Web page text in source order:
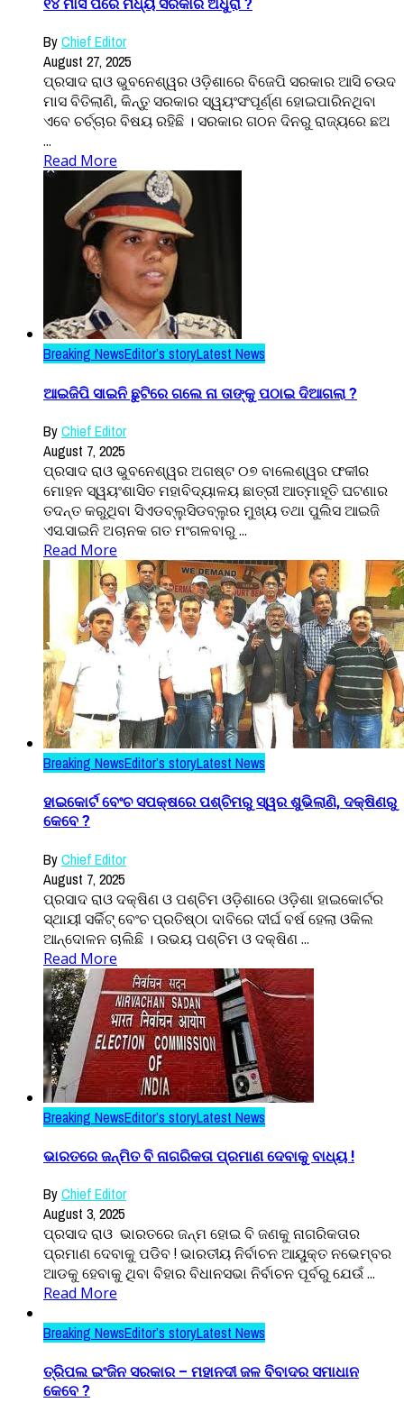
ByChief Editor
August 27, 2025
ପ୍ରସାଦ ରାଓ ଭୁବନେଶ୍ୱର ଓଡ଼ିଶାରେ ବିଜେପି ସରକାର ଆସି ଚଉଦ
ମାସ ବିତିଲାଣି, କିନ୍ତୁ ସରକାର ସ୍ୱୟଂସଂପୂର୍ଣ୍ଣ ହୋଇପାରିନଥିବା
ଏବେ ଚର୍ଚ୍ଚାର ବିଷୟ ରହିଛି । ସରକାର ଗଠନ ଦିନରୁ ରାଜ୍ୟରେ ଛଅ
...
Read More
Breaking NewsEditor’s storyLatest News
ଆଇଜିପି ସାଇନି ଛୁଟିରେ ଗଲେ ନା ତାଙ୍କୁ ପଠାଇ ଦିଆଗଲା ?
ByChief Editor
August 7, 2025
ପ୍ରସାଦ ରାଓ ଭୁବନେଶ୍ୱର ଅଗଷ୍ଟ ୦୭ ବାଲେଶ୍ୱର ଫକୀର
ମୋହନ ସ୍ୱୟଂଶାସିତ ମହାବିଦ୍ୟାଳୟ ଛାତ୍ରୀ ଆତ୍ମାହୂତି ଘଟଣାର
ତଦନ୍ତ କରୁଥିବା ସିଏଡବ୍ଲୁସିଡବ୍ଲୁର ମୁଖ୍ୟ ତଥା ପୁଲିସ ଆଇଜି
ଏସ.ସାଇନି ଅଚାନକ ଗତ ମଂଗଳବାରୁ ...
Read More
Breaking NewsEditor’s storyLatest News
ହାଇକୋର୍ଟ ବେଂଚ ସପକ୍ଷରେ ପଶ୍ଚିମରୁ ସ୍ୱର ଶୁଭିଲାଣି, ଦକ୍ଷିଣରୁ
କେବେ ?
ByChief Editor
August 7, 2025
ପ୍ରସାଦ ରାଓ ଦକ୍ଷିଣ ଓ ପଶ୍ଚିମ ଓଡ଼ିଶାରେ ଓଡ଼ିଶା ହାଇକୋର୍ଟର
ସ୍ଥାୟୀ ସର୍କିଟ୍ ବେଂଚ ପ୍ରତିଷ୍ଠା ଦାବିରେ ଦୀର୍ଘ ବର୍ଷ ହେଲା ଓକିଲ
ଆନ୍ଦୋଳନ ଚାଲିଛି । ଉଭୟ ପଶ୍ଚିମ ଓ ଦକ୍ଷିଣ ...
Read More
Breaking NewsEditor’s storyLatest News
ଭାରତରେ ଜନ୍ମିତ ବି ନାଗରିକତା ପ୍ରମାଣ ଦେବାକୁ ବାଧ୍ୟ !
ByChief Editor
August 3, 2025
ପ୍ରସାଦ ରାଓ ଭାରତରେ ଜନ୍ମ ହୋଇ ବି ଜଣକୁ ନାଗରିକତାର
ପ୍ରମାଣ ଦେବାକୁ ପଡିବ ! ଭାରତୀୟ ନିର୍ବାଚନ ଆୟୁକ୍ତ ନଭେମ୍ବର
ଆଡକୁ ହେବାକୁ ଥିବା ବିହାର ବିଧାନସଭା ନିର୍ବାଚନ ପୂର୍ବରୁ ଯେଉଁ ...
Read More
Breaking NewsEditor’s storyLatest News
ତ୍ରିପଲ ଇଂଜିନ ସରକାର – ମହାନଦୀ ଜଳ ବିବାଦର ସମାଧାନ
କେବେ ?